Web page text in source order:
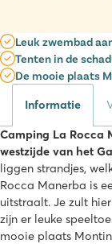
Leuk zwembad
Tenten in de
De mooie plaats
Informatie
Camping La Rocca
westzijde van het
liggen strandjes,
Rocca Manerba is
uitstraalt. Je zult
zijn er leuke
mooie plaats